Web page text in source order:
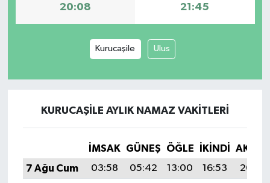
20:08 21:45
Kurucaşile Ulus
KURUCAŞILE AYLIK NAMAZ VAKITLERI
İMSAK GÜNEŞ ÖĞLE İKINDI
7 Ağu Cum
03:58 05:42 13:00 16:53
20:08